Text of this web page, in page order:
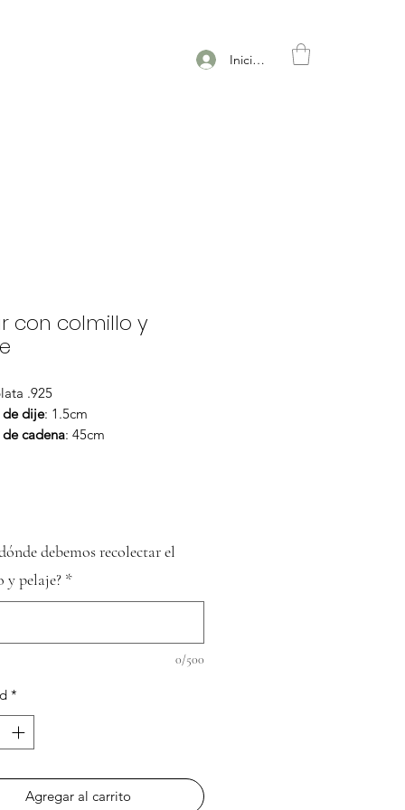
Iniciar sesión
con colmillo y
.925
de dije: 1.5cm
cadena: 45cm
debemos recolectar el
pelaje? *
0/500
*
Agregar al carrito